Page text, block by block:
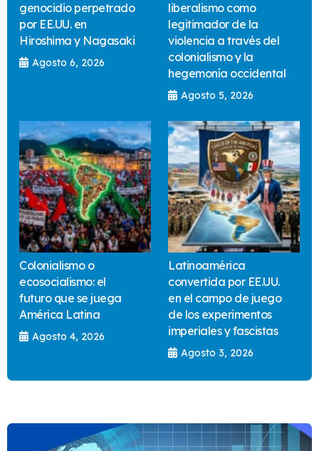
genocidio perpetrado
por EE.UU. en
Hiroshima y Nagasaki
Agosto 6, 2026
liberalismo como
legitimador de la
violencia a través del
colonialismo y la
hegemonía occidental
Agosto 5, 2026
Colonialismo o
ecosocialismo: el
futuro que se juega
América Latina
Agosto 4, 2026
Latinoamérica
convertida por EE.UU.
en el campo de juego
de los experimentos
imperiales y fascistas
Agosto 3, 2026